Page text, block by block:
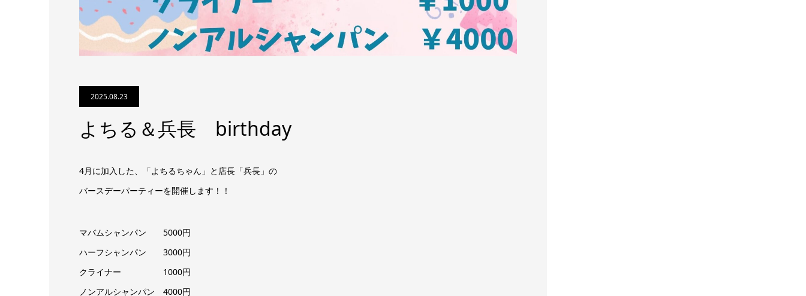
2025.08.23
よちる＆兵長 birthday
4月に加入した、「よちるちゃん」と店長「兵長」の
バースデーパーティーを開催します！！
マバムシャンパン 5000円
ハーフシャンパン 3000円
クライナー 1000円
ノンアルシャンパン 4000円